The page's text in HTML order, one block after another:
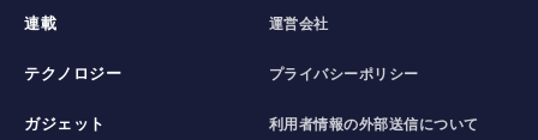
連載
テクノロジー
ガジェット
運営会社
プライバシーポリシー
利用者情報の外部送信について